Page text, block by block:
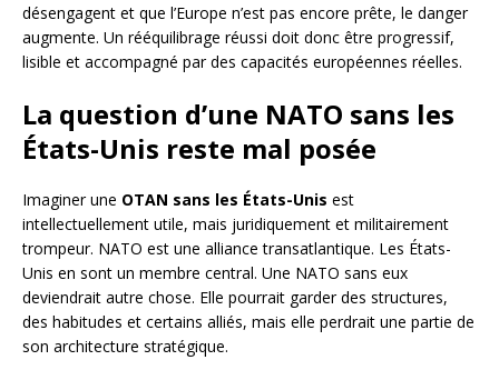
désengagent et que l’Europe n’est pas encore prête, le danger
augmente. Un rééquilibrage réussi doit donc être progressif,
lisible et accompagné par des capacités européennes réelles.
La question d’une NATO sans les
États-Unis reste mal posée
Imaginer une OTAN sans les États-Unis est
intellectuellement utile, mais juridiquement et militairement
trompeur. NATO est une alliance transatlantique. Les États-
Unis en sont un membre central. Une NATO sans eux
deviendrait autre chose. Elle pourrait garder des structures,
des habitudes et certains alliés, mais elle perdrait une partie de
son architecture stratégique.